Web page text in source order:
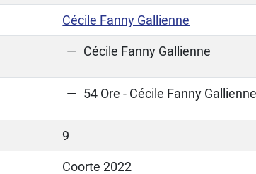
Cécile Fanny Gallienne
Cécile Fanny Gallienne
54 Ore - Cécile Fanny
9
Coorte 2022